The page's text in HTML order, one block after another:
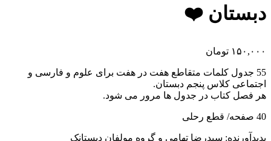
دبستان ❤️
۱۵۰,۰۰۰ تومان
55 جدول کلمات متقاطع هفت در هفت برای علوم و فارسی و
اجتماعی کلاس پنجم دبستان.
هر فصل کتاب در جدول ها مرور می شود.
40 صفحه/ قطع رحلی
پدیدآورنده: سیدرضا تهامی و گروه مولفان دبستانک